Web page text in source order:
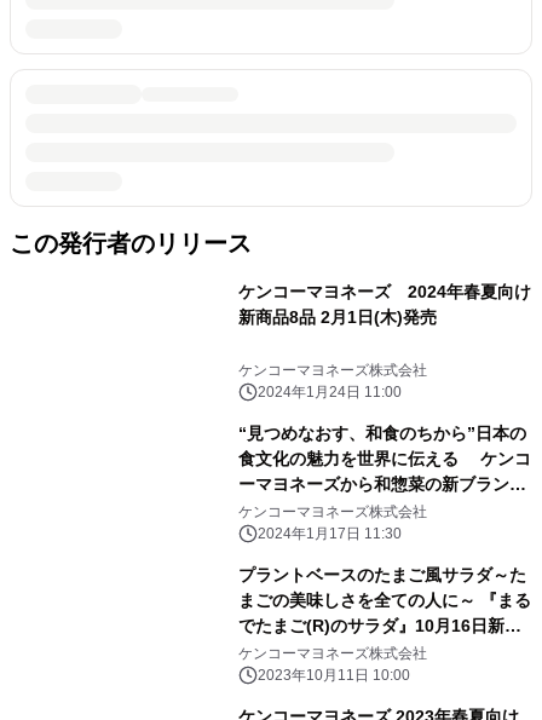
この発行者のリリース
ケンコーマヨネーズ 2024年春夏向け
新商品8品 2月1日(木)発売
ケンコーマヨネーズ株式会社
2024年1月24日 11:00
“見つめなおす、和食のちから”日本の
食文化の魅力を世界に伝える ケンコ
ーマヨネーズから和惣菜の新ブランド
誕生 『WABI-DELI』(わびでり) 2品
2月1日(木)発売
ケンコーマヨネーズ株式会社
2024年1月17日 11:30
プラントベースのたまご風サラダ～た
まごの美味しさを全ての人に～ 『まる
でたまご(R)のサラダ』10月16日新発
売
ケンコーマヨネーズ株式会社
2023年10月11日 10:00